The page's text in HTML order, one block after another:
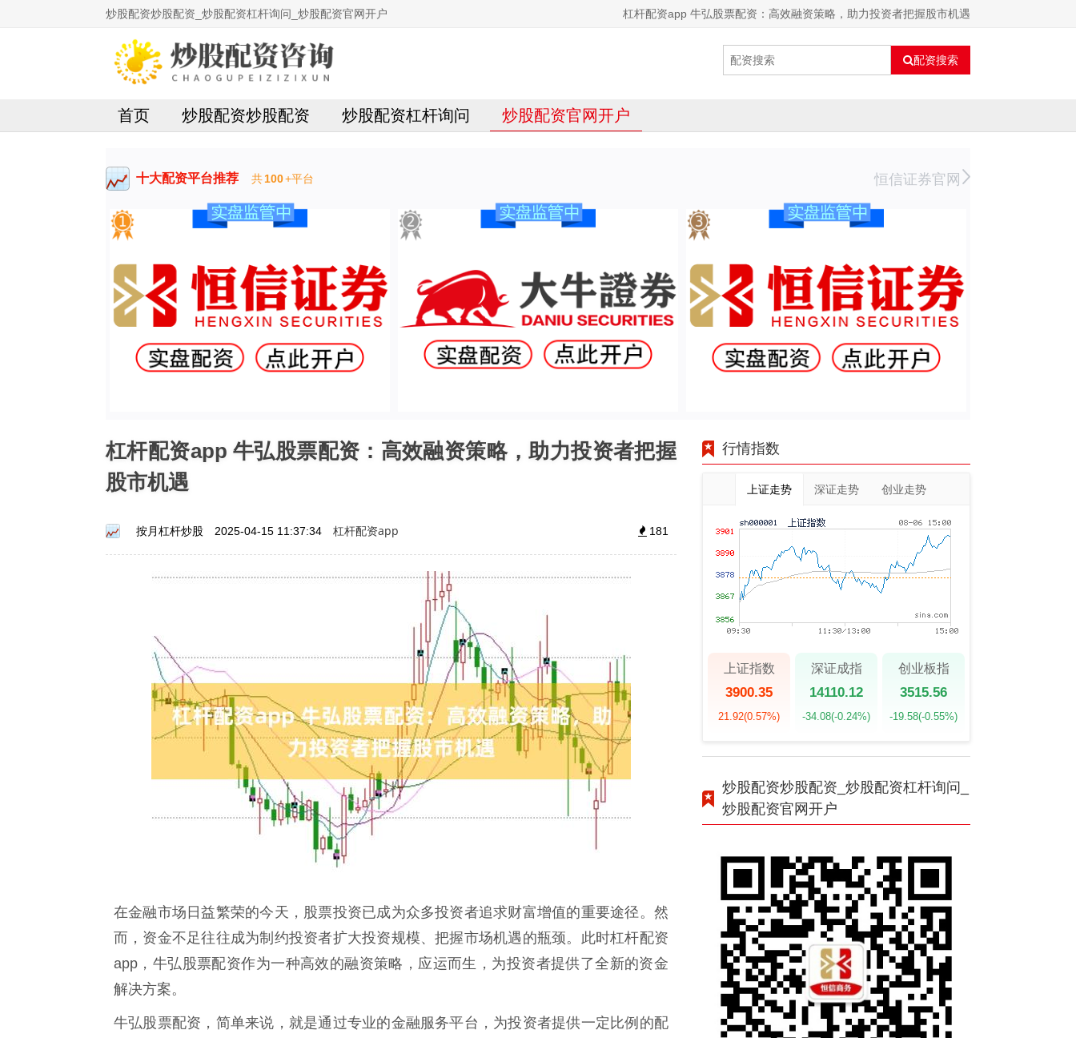
炒股配资炒股配资_炒股配资杠杆询问_炒股配资官网开户 杠杆配资app 牛弘股票配资：高效融资策略，助力投资者把握股市机遇
配资搜索
首页 炒股配资炒股配资 炒股配资杠杆询问 炒股配资官网开户
十大配资平台推荐 共100+平台 恒信证券官网
杠杆配资app 牛弘股票配资：高效融资策略，助力投资者把握
股市机遇
按月杠杆炒股 2025-04-15 11:37:34 杠杆配资app 181
在金融市场日益繁荣的今天，股票投资已成为众多投资者追求财富增值的重要途径。然
而，资金不足往往成为制约投资者扩大投资规模、把握市场机遇的瓶颈。此时杠杆配资
app，牛弘股票配资作为一种高效的融资策略，应运而生，为投资者提供了全新的资金
解决方案。
牛弘股票配资，简单来说，就是通过专业的金融服务平台，为投资者提供一定比例的配
行情指数
上证走势 深证走势 创业走势
上证指数
3900.35
21.92(0.57%)
深证成指
14110.12
-34.08(-0.24%)
创业板指
3515.56
-19.58(-0.55%)
炒股配资炒股配资_炒股配资杠杆询问_
炒股配资官网开户